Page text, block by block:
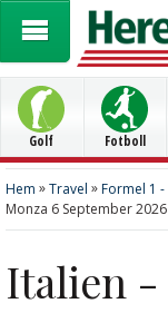
Golf Fotboll
Hem »Travel »Formel 1
Monza 6 September 2026
Italien -